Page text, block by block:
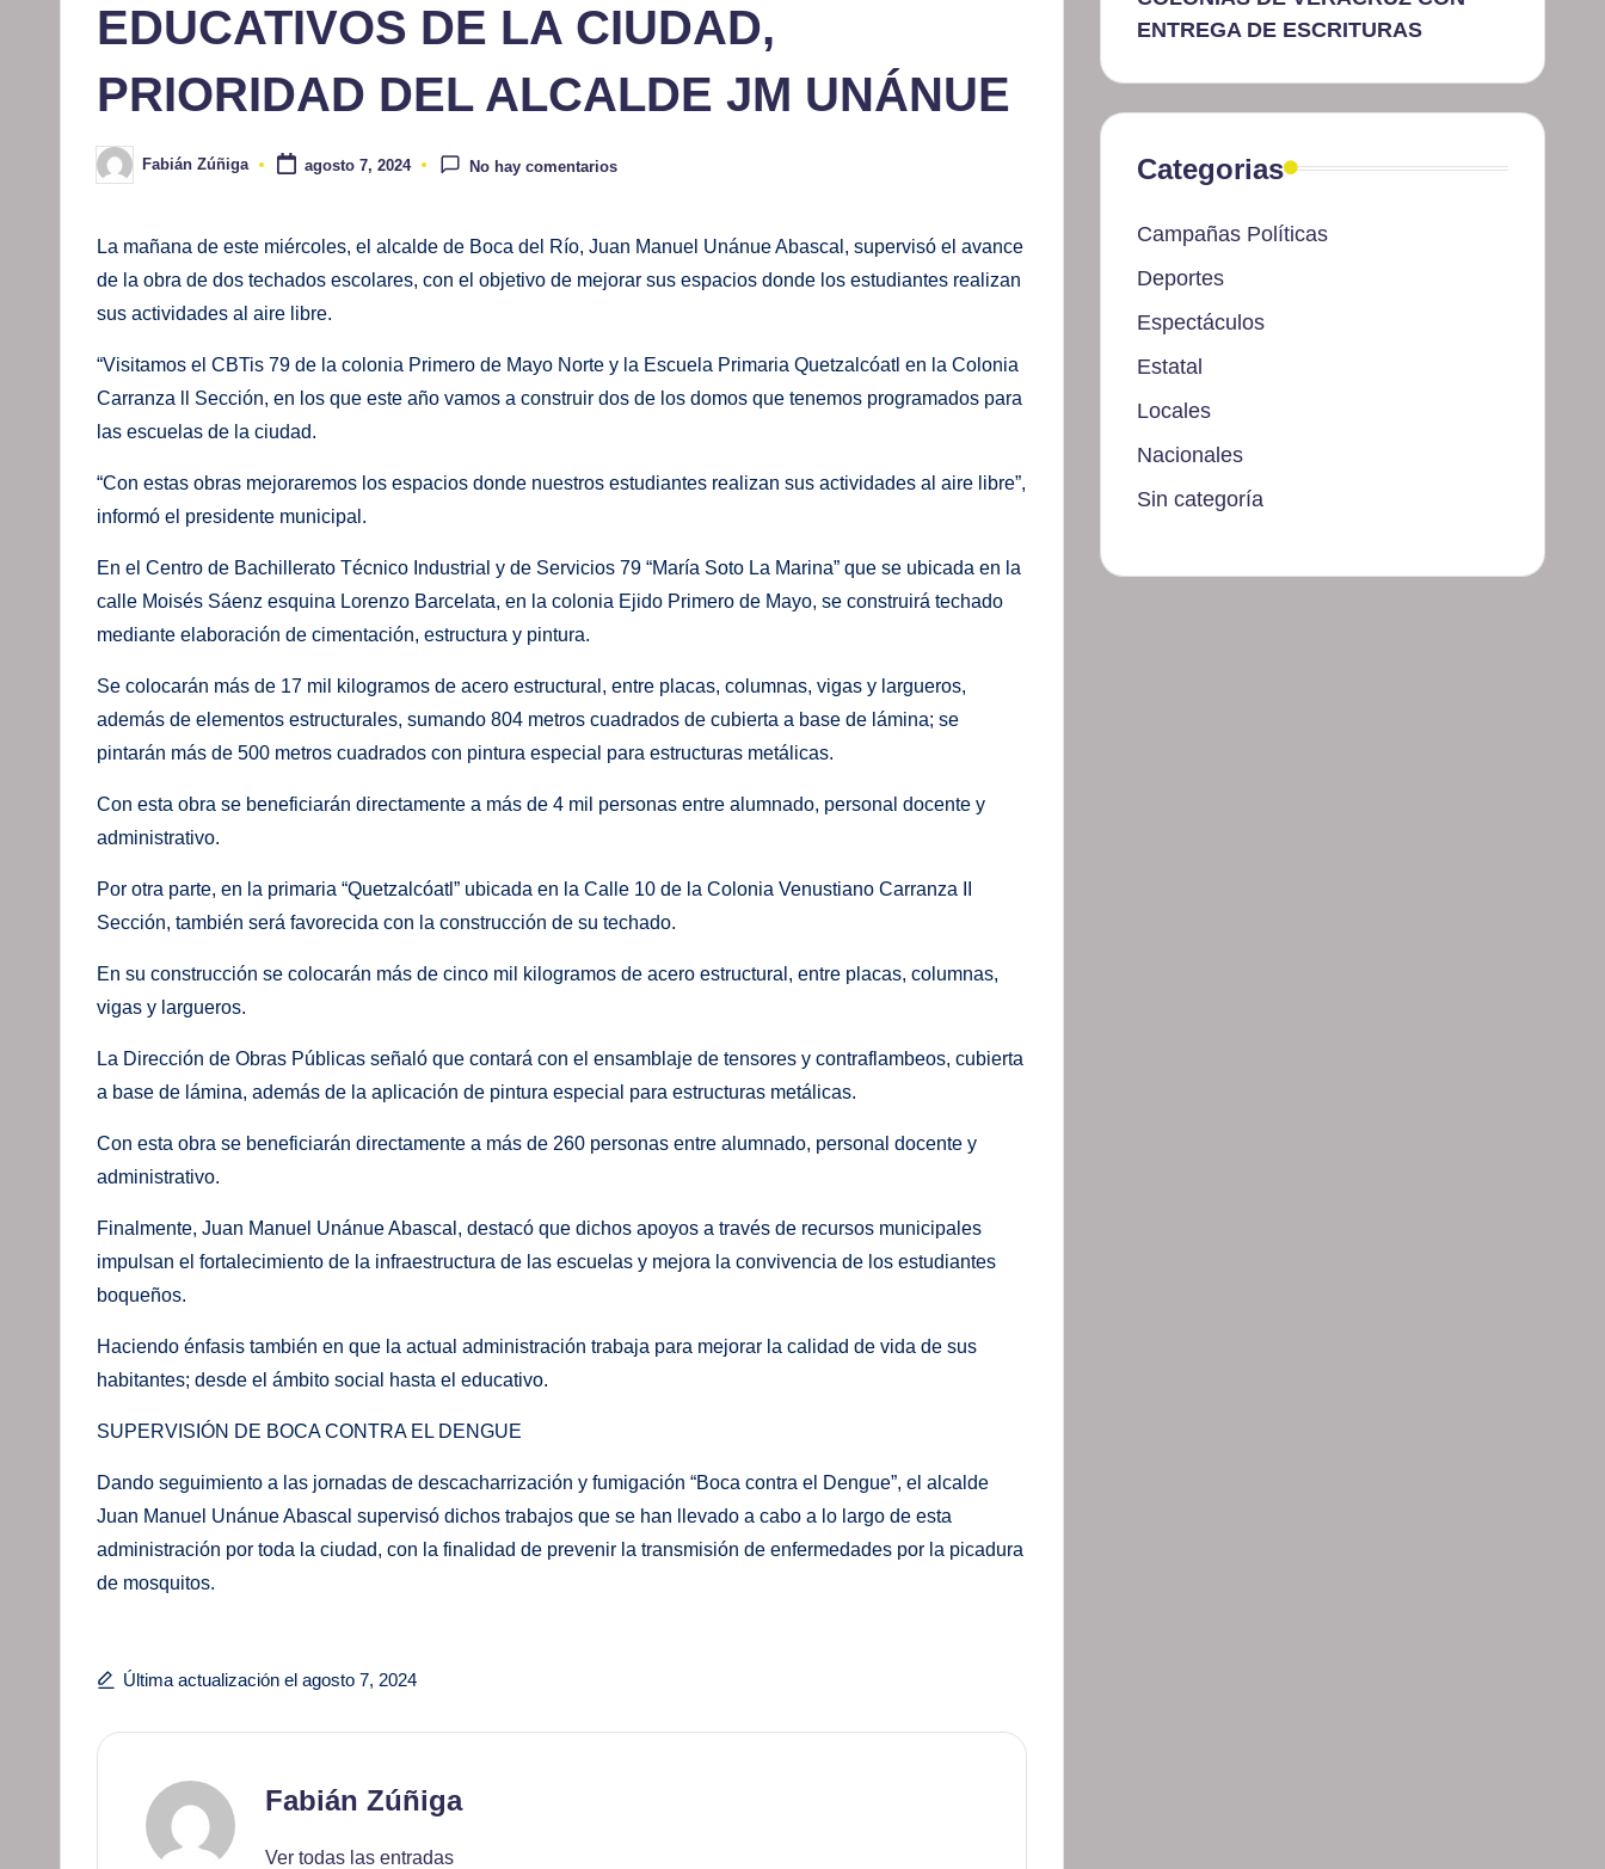
EDUCATIVOS DE LA CIUDAD,
PRIORIDAD DEL ALCALDE JM UNÁNUE
Publicado
por
Fabián Zúñiga agosto 7, 2024 No hay comentarios
La mañana de este miércoles, el alcalde de Boca del Río, Juan Manuel Unánue Abascal, supervisó el avance
de la obra de dos techados escolares, con el objetivo de mejorar sus espacios donde los estudiantes realizan
sus actividades al aire libre.
“Visitamos el CBTis 79 de la colonia Primero de Mayo Norte y la Escuela Primaria Quetzalcóatl en la Colonia
Carranza ll Sección, en los que este año vamos a construir dos de los domos que tenemos programados para
las escuelas de la ciudad.
“Con estas obras mejoraremos los espacios donde nuestros estudiantes realizan sus actividades al aire libre”,
informó el presidente municipal.
En el Centro de Bachillerato Técnico Industrial y de Servicios 79 “María Soto La Marina” que se ubicada en la
calle Moisés Sáenz esquina Lorenzo Barcelata, en la colonia Ejido Primero de Mayo, se construirá techado
mediante elaboración de cimentación, estructura y pintura.
Se colocarán más de 17 mil kilogramos de acero estructural, entre placas, columnas, vigas y largueros,
además de elementos estructurales, sumando 804 metros cuadrados de cubierta a base de lámina; se
pintarán más de 500 metros cuadrados con pintura especial para estructuras metálicas.
Con esta obra se beneficiarán directamente a más de 4 mil personas entre alumnado, personal docente y
administrativo.
Por otra parte, en la primaria “Quetzalcóatl” ubicada en la Calle 10 de la Colonia Venustiano Carranza II
Sección, también será favorecida con la construcción de su techado.
En su construcción se colocarán más de cinco mil kilogramos de acero estructural, entre placas, columnas,
vigas y largueros.
La Dirección de Obras Públicas señaló que contará con el ensamblaje de tensores y contraflambeos, cubierta
a base de lámina, además de la aplicación de pintura especial para estructuras metálicas.
Con esta obra se beneficiarán directamente a más de 260 personas entre alumnado, personal docente y
administrativo.
Finalmente, Juan Manuel Unánue Abascal, destacó que dichos apoyos a través de recursos municipales
impulsan el fortalecimiento de la infraestructura de las escuelas y mejora la convivencia de los estudiantes
boqueños.
Haciendo énfasis también en que la actual administración trabaja para mejorar la calidad de vida de sus
habitantes; desde el ámbito social hasta el educativo.
SUPERVISIÓN DE BOCA CONTRA EL DENGUE
Dando seguimiento a las jornadas de descacharrización y fumigación “Boca contra el Dengue”, el alcalde
Juan Manuel Unánue Abascal supervisó dichos trabajos que se han llevado a cabo a lo largo de esta
administración por toda la ciudad, con la finalidad de prevenir la transmisión de enfermedades por la picadura
de mosquitos.
Última actualización el agosto 7, 2024
Fabián Zúñiga
Ver todas las entradas
ENTREGA DE ESCRITURAS
Categorias
Campañas Políticas
Deportes
Espectáculos
Estatal
Locales
Nacionales
Sin categoría